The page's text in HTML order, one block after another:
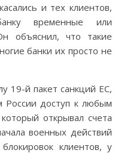
и тех клиентов,
временные или
объяснил, что такие
банки их просто не
19-й пакет санкций ЕС,
России доступ к любым
открывал счета
военных действий
клиентов, у